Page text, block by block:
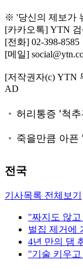
※ '당신의 제보가
[카카오톡] YTN
[전화] 02-398-8585
[메일]
[저작권자(c) YTN
AD
전국
기사목록 전체보기
"짜지도 않고
벌집 제거에
4년 만의 댐
"기술 키우